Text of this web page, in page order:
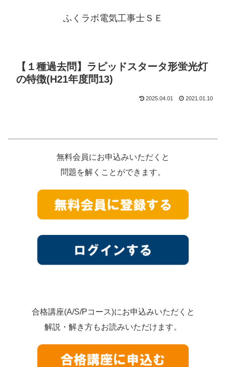
ふくラボ電気工事士ＳＥ
【１種過去問】ラピッドスタータ形蛍光灯
の特徴(H21年度問13)
2025.04.01 2021.01.10
無料会員にお申込みいただくと
問題を解くことができます。
合格講座(A/S/Pコース)にお申込みいただくと
解説・解き方もお読みいただけます。